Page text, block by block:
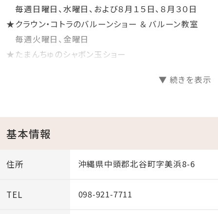
毎週日曜日、水曜日、および８月１５日、８月３０日
★クラウン・コトラのバルーンショー ＆ バルーン教室
毎週火曜日、金曜日
★たまんちゅのシャボン玉ショー
2026年3月20日(金) 予定
※ヒーリングプールは通年営業しております。
▼ 続きを表示
基本情報
住所 沖縄県中頭郡北谷町字美浜8-6
TEL 098-921-7711